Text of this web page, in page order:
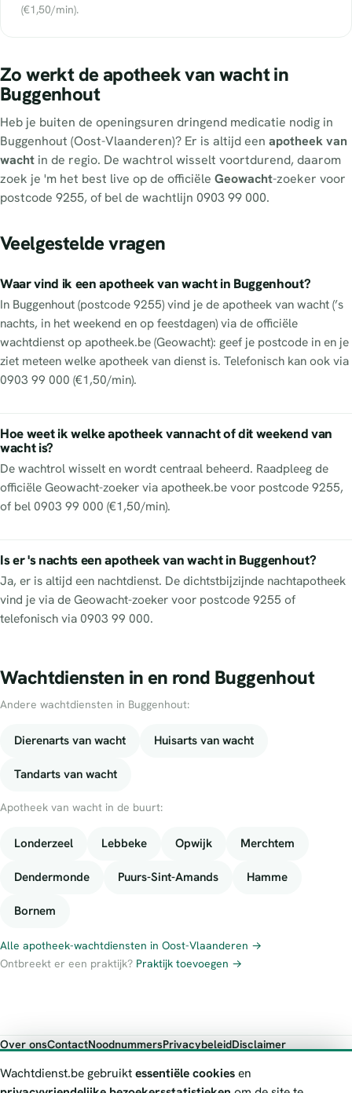
(€1,50/min).
Zo werkt de apotheek van wacht in
Buggenhout
Heb je buiten de openingsuren dringend medicatie nodig in
Buggenhout (Oost-Vlaanderen)? Er is altijd een apotheek van
wacht in de regio. De wachtrol wisselt voortdurend, daarom
zoek je 'm het best live op de officiële Geowacht-zoeker voor
postcode 9255, of bel de wachtlijn 0903 99 000.
Veelgestelde vragen
Waar vind ik een apotheek van wacht in Buggenhout?
In Buggenhout (postcode 9255) vind je de apotheek van wacht (’s
nachts, in het weekend en op feestdagen) via de officiële
wachtdienst op apotheek.be (Geowacht): geef je postcode in en je
ziet meteen welke apotheek van dienst is. Telefonisch kan ook via
0903 99 000 (€1,50/min).
Hoe weet ik welke apotheek vannacht of dit weekend van
wacht is?
De wachtrol wisselt en wordt centraal beheerd. Raadpleeg de
officiële Geowacht-zoeker via apotheek.be voor postcode 9255,
of bel 0903 99 000 (€1,50/min).
Is er 's nachts een apotheek van wacht in Buggenhout?
Ja, er is altijd een nachtdienst. De dichtstbijzijnde nachtapotheek
vind je via de Geowacht-zoeker voor postcode 9255 of
telefonisch via 0903 99 000.
Wachtdiensten in en rond Buggenhout
Andere wachtdiensten in Buggenhout:
Dierenarts van wacht Huisarts van wacht
Tandarts van wacht
Apotheek van wacht in de buurt:
Londerzeel Lebbeke Opwijk Merchtem
Dendermonde Puurs-Sint-Amands Hamme
Bornem
Alle apotheek-wachtdiensten in Oost-Vlaanderen →
Ontbreekt er een praktijk? Praktijk toevoegen →
Over onsContactNoodnummersPrivacybeleidDisclaimer
Wachtdienst.be toont publieke wachtdienst-informatie ter oriëntatie.
Wachtdienst.be gebruiktessentiële cookiesen